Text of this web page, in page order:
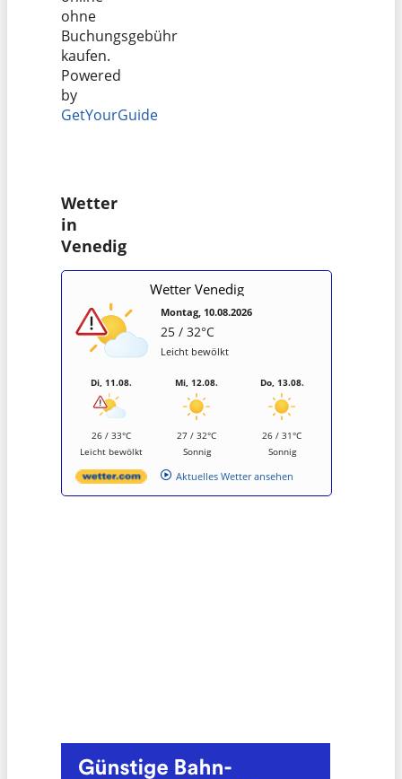
ohne
Buchungsgebühr
kaufen.
Powered
by
GetYourGuide
Wetter
in
Venedig
Wetter Venedig
Montag, 10.08.2026
25 / 32°C
Leicht bewölkt
Di, 11.08.
26 / 33°C
Leicht bewölkt
Mi, 12.08.
27 / 32°C
Sonnig
Do, 13.08.
26 / 31°C
Sonnig
Aktuelles Wetter ansehen